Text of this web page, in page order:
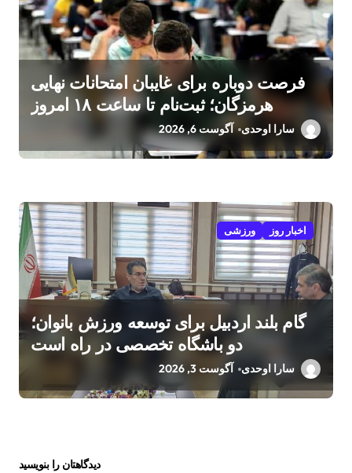
فرصت دوباره برای غایبان امتحانات نهایی
هرمزگان؛ ثبت‌نام تا ساعت ۱۸ امروز
سارا اوحدی آگوست 6, 2026
اخبار روز ورزشی
گام بلند اردبیل برای توسعه ورزش بانوان؛
دو باشگاه تخصصی در راه است
سارا اوحدی آگوست 3, 2026
دیدگاهتان را بنویسید